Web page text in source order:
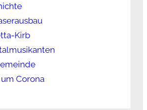
Kirb
Corona